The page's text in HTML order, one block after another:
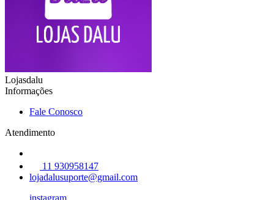
Lojasdalu
Informações
Fale Conosco
Atendimento
11 930958147
lojadalusuporte@gmail.com